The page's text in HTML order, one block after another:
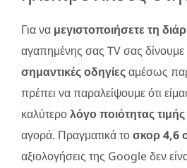
Για να μεγιστοποιήσετε τη
αγαπημένης σας TV σας δίνουμε
σημαντικές οδηγίεςαμέσως
πρέπει να παραλείψουμε ότι
καλύτερολόγο ποιότητας τιμής
αγορά. Πραγματικά τοσκορ 4,6
αξιολογήσεις της Google δεν